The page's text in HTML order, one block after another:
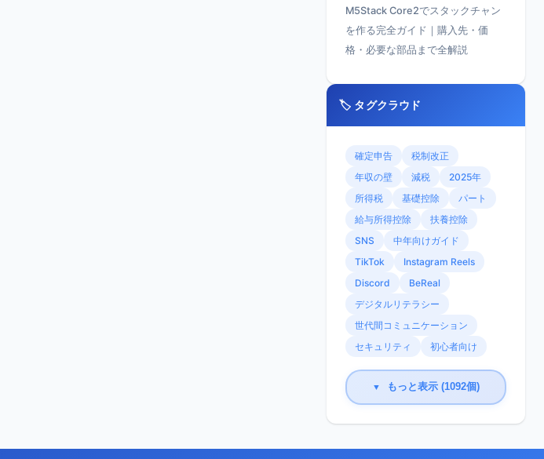
M5Stack Core2でスタックチャン
を作る完全ガイド｜購入先・価
格・必要な部品まで全解説
🏷️ タグクラウド
確定申告
税制改正
年収の壁
減税
2025年
所得税
基礎控除
パート
給与所得控除
扶養控除
SNS
中年向けガイド
TikTok
Instagram Reels
Discord
BeReal
デジタルリテラシー
世代間コミュニケーション
セキュリティ
初心者向け
▼ もっと表示 (1092個)